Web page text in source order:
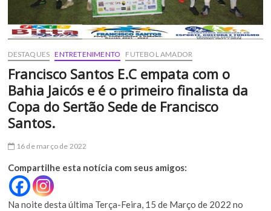
DESTAQUES ENTRETENIMENTO FUTEBOL AMADOR
Francisco Santos E.C empata com o
Bahia Jaicós e é o primeiro finalista da
Copa do Sertão Sede de Francisco
Santos.
16 de março de 2022
Compartilhe esta notícia com seus amigos:
Na noite desta última Terça-Feira, 15 de Março de 2022 no